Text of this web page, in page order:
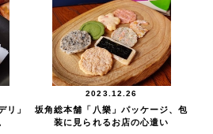
リ」
2023.12.26
坂角総本舗「八樂」パッケージ、包
装に見られるお店の心遣い